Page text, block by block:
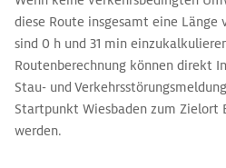
diese Route insgesamt eine Länge
sind 0 h und 31 min
Routenberechnung können direkt
Stau- und
Startpunkt Wiesbaden zum Zielort
werden.